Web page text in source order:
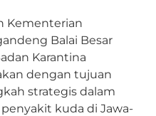
Kementerian
Balai Besar
Karantina
dengan tujuan
strategis dalam
kuda di Jawa-